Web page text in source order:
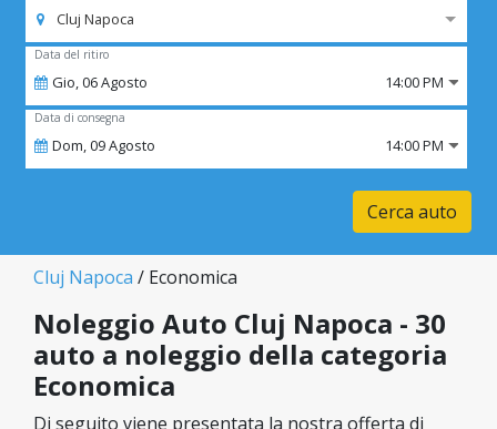
Cluj Napoca
Data del ritiro
Gio,06Agosto 14:00 PM
Data di consegna
Dom,09Agosto 14:00 PM
Cerca auto
Cluj Napoca / Economica
Noleggio Auto Cluj Napoca - 30
auto a noleggio della categoria
Economica
Di seguito viene presentata la nostra offerta di